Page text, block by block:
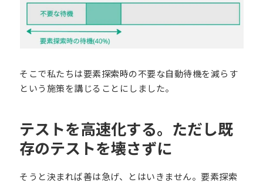
そこで私たちは要素探索時の不要な自動待機を減らす
という施策を講じることにしました。
テストを高速化する。ただし既
存のテストを壊さずに
そうと決まれば善は急げ、とはいきません。要素探索